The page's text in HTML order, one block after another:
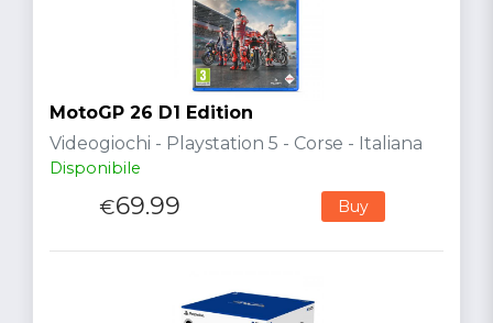
MotoGP 26 D1 Edition
Videogiochi - Playstation 5 - Corse - Italiana
Disponibile
€69.99 Buy